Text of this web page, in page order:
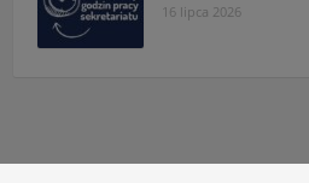
16 lipca 2026